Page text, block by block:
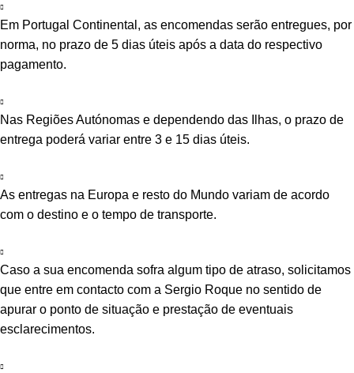
Em Portugal Continental, as encomendas serão entregues, por
norma, no prazo de 5 dias úteis após a data do respectivo
pagamento.
Nas Regiões Autónomas e dependendo das Ilhas, o prazo de
entrega poderá variar entre 3 e 15 dias úteis.
As entregas na Europa e resto do Mundo variam de acordo
com o destino e o tempo de transporte.
Caso a sua encomenda sofra algum tipo de atraso, solicitamos
que entre em contacto com a Sergio Roque no sentido de
apurar o ponto de situação e prestação de eventuais
esclarecimentos.